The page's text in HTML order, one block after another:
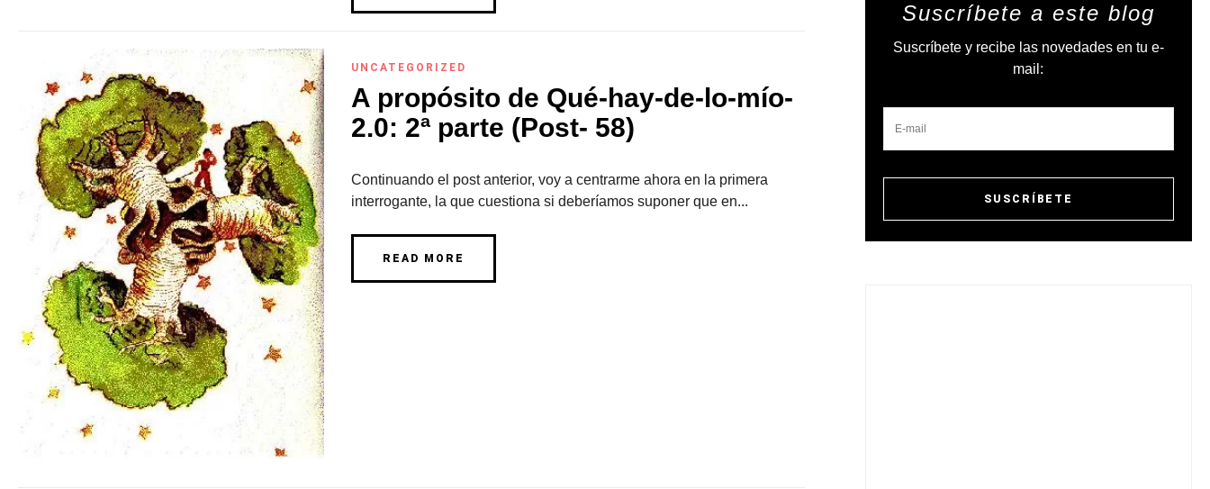
UNCATEGORIZED
A propósito de Qué-hay-de-lo-mío-
2.0: 2ª parte (Post- 58)
Continuando el post anterior, voy a centrarme ahora en la primera
interrogante, la que cuestiona si deberíamos suponer que en...
READ MORE
Suscríbete a este blog
Suscríbete y recibe las novedades en tu e-
mail: